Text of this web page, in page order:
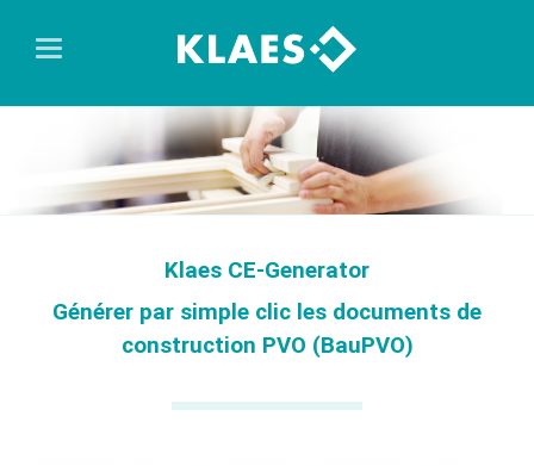
Klaes CE-Generator
Générer par simple clic les documents de
construction PVO (BauPVO)